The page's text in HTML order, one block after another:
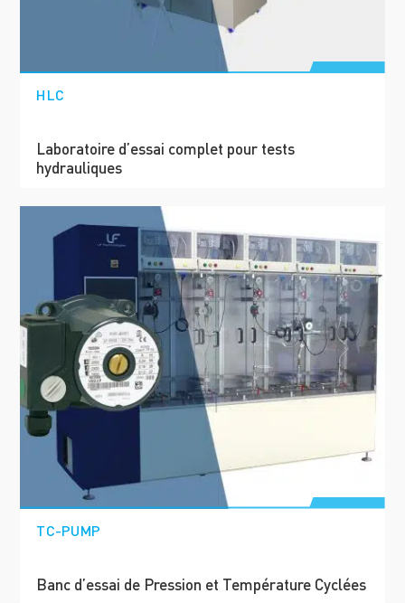
HLC
Laboratoire d’essai complet pour tests
hydrauliques
TC-PUMP
Banc d’essai de Pression et Température Cyclées